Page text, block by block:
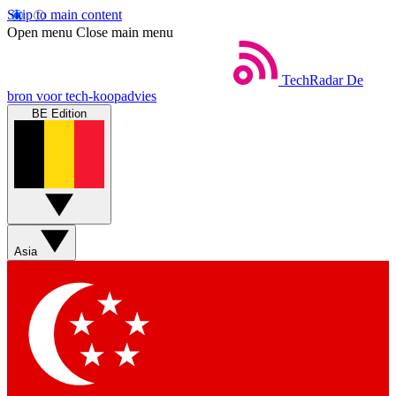
Skip to main content
Open menu Close main menu
TechRadar De
bron voor tech-koopadvies
BE Edition
Asia